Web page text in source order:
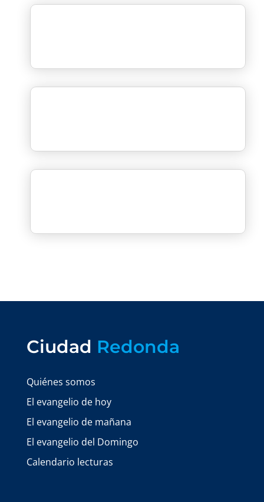
Ciudad Redonda
Quiénes somos
El evangelio de hoy
El evangelio de mañana
El evangelio del Domingo
Calendario lecturas